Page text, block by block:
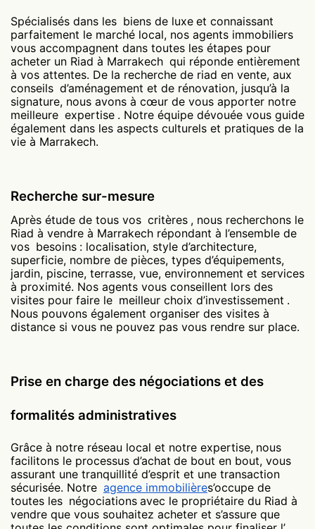
Spécialisés dans les biens de luxe et connaissant
parfaitement le marché local, nos agents immobiliers
vous accompagnent dans toutes les étapes pour
acheter un Riad à Marrakech qui réponde entièrement
à vos attentes. De la recherche de riad en vente, aux
conseils d’aménagement et de rénovation, jusqu’à la
signature, nous avons à cœur de vous apporter notre
meilleure expertise . Notre équipe dévouée vous guide
également dans les aspects culturels et pratiques de la
vie à Marrakech.
Recherche sur-mesure
Après étude de tous vos critères , nous recherchons le
Riad à vendre à Marrakech répondant à l’ensemble de
vos besoins : localisation, style d’architecture,
superficie, nombre de pièces, types d’équipements,
jardin, piscine, terrasse, vue, environnement et services
à proximité. Nos agents vous conseillent lors des
visites pour faire le meilleur choix d’investissement .
Nous pouvons également organiser des visites à
distance si vous ne pouvez pas vous rendre sur place.
Prise en charge des négociations et des
formalités administratives
Grâce à notre réseau local et notre expertise, nous
facilitons le processus d’achat de bout en bout, vous
assurant une tranquillité d’esprit et une transaction
sécurisée. Notre agence immobilières’occupe de
toutes les négociations avec le propriétaire du Riad à
vendre que vous souhaitez acheter et s’assure que